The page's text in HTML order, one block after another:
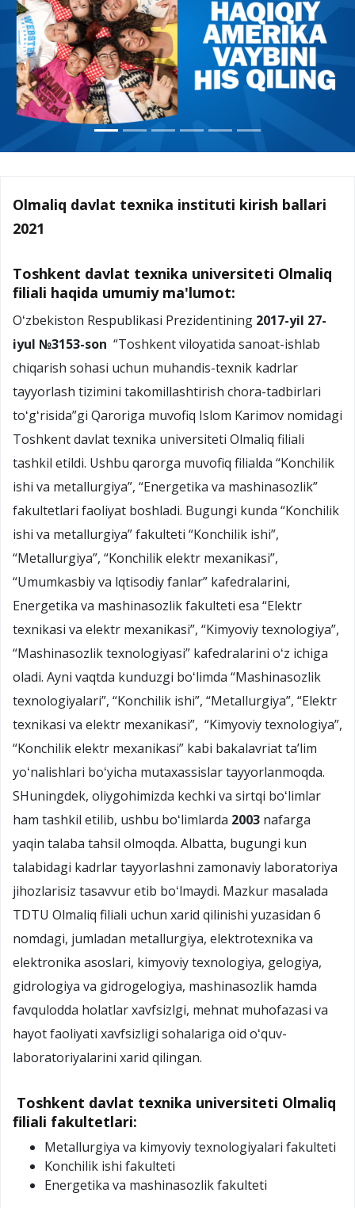
Olmaliq davlat texnika instituti kirish ballari
2021
Toshkent davlat texnika universiteti Olmaliq
filiali haqida umumiy ma'lumot:
Oʻzbekiston Respublikasi Prezidentining 2017-yil 27-
iyul №3153-son “Toshkent viloyatida sanoat-ishlab
chiqarish sohasi uchun muhandis-texnik kadrlar
tayyorlash tizimini takomillashtirish chora-tadbirlari
toʻgʻrisida”gi Qaroriga muvofiq Islom Karimov nomidagi
Toshkent davlat texnika universiteti Olmaliq filiali
tashkil etildi. Ushbu qarorga muvofiq filialda “Konchilik
ishi va metallurgiya”, “Energetika va mashinasozlik”
fakultetlari faoliyat boshladi. Bugungi kunda “Konchilik
ishi va metallurgiya” fakulteti “Konchilik ishi”,
“Metallurgiya”, “Konchilik elektr mexanikasi”,
“Umumkasbiy va lqtisodiy fanlar” kafedralarini,
Energetika va mashinasozlik fakulteti esa “Elektr
texnikasi va elektr mexanikasi”, “Kimyoviy texnologiya”,
“Mashinasozlik texnologiyasi” kafedralarini oʻz ichiga
oladi. Ayni vaqtda kunduzgi boʻlimda “Mashinasozlik
texnologiyalari”, “Konchilik ishi”, “Metallurgiya”, “Elektr
texnikasi va elektr mexanikasi”, “Kimyoviy texnologiya”,
“Konchilik elektr mexanikasi” kabi bakalavriat ta’lim
yoʻnalishlari boʻyicha mutaxassislar tayyorlanmoqda.
SHuningdek, oliygohimizda kechki va sirtqi boʻlimlar
ham tashkil etilib, ushbu boʻlimlarda 2003 nafarga
yaqin talaba tahsil olmoqda. Albatta, bugungi kun
talabidagi kadrlar tayyorlashni zamonaviy laboratoriya
jihozlarisiz tasavvur etib boʻlmaydi. Mazkur masalada
TDTU Olmaliq filiali uchun xarid qilinishi yuzasidan 6
nomdagi, jumladan metallurgiya, elektrotexnika va
elektronika asoslari, kimyoviy texnologiya, gelogiya,
gidrologiya va gidrogelogiya, mashinasozlik hamda
favqulodda holatlar xavfsizlgi, mehnat muhofazasi va
hayot faoliyati xavfsizligi sohalariga oid oʻquv-
laboratoriyalarini xarid qilingan.
Toshkent davlat texnika universiteti Olmaliq
filiali fakultetlari:
Metallurgiya va kimyoviy texnologiyalari fakulteti
Konchilik ishi fakulteti
Energetika va mashinasozlik fakulteti